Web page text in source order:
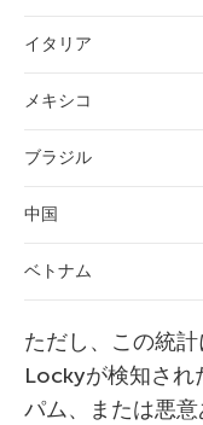
イタリア
メキシコ
ブラジル
中国
ベトナム
ただし、この統
Lockyが検知され
パム、または悪